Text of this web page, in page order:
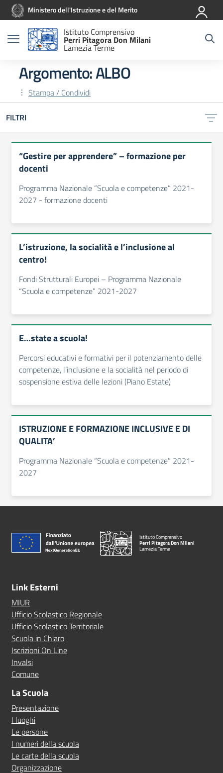
Vai ai contenuti
Vai al menu di navigazione
Vai al footerMinistero dell'Istruzione e del Merito
Istituto Comprensivo
Perri Pitagora Don Milani
Lamezia Terme
Argomento: ALBO
Stampa / Condividi
FILTRI
“Gestire per apprendere” – formazione per
docenti
Programma Nazionale “Scuola e competenze” 2021-
2027 - formazione docenti
L’istruzione, la socialità e l’inclusione al
centro!
Fondi Strutturali Europei – Programma Nazionale
“Scuola e competenze” 2021-2027
E…state a scuola!
Percorsi educativi e formativi per il potenziamento delle
competenze, l’inclusione e la socialità nel periodo di
sospensione estiva delle lezioni (Piano Estate)
ISTRUZIONE E FORMAZIONE INCLUSIVE E DI
QUALITA’
Programma Nazionale “Scuola e competenze” 2021-
2027
Istituto Comprensivo
Perri Pitagora Don Milani
Lamezia Terme
Link Esterni
MIUR
Ufficio Scolastico Regionale
Ufficio Scolastico Territoriale
Scuola in Chiaro
Iscrizioni On Line
Invalsi
Comune
La Scuola
Presentazione
I luoghi
Le persone
I numeri della scuola
Le carte della scuola
Organizzazione